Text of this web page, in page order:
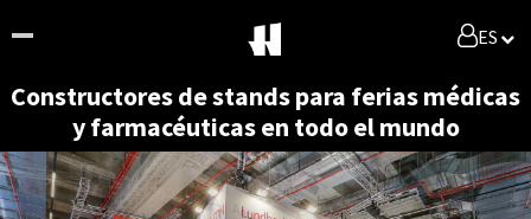
ES
Constructores de stands para ferias médicas
y farmacéuticas en todo el mundo